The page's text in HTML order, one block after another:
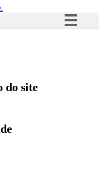
Acesso à informação
do site